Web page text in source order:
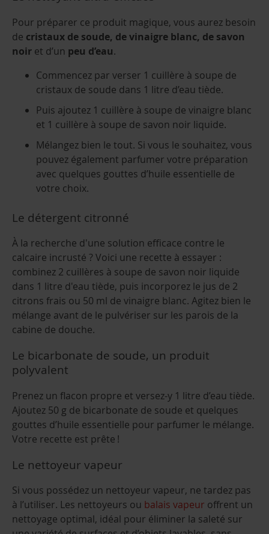
Pour préparer ce produit magique, vous aurez besoin
de cristaux de soude, de vinaigre blanc, de savon
noir et d’un peu d’eau.
Commencez par verser 1 cuillère à soupe de
cristaux de soude dans 1 litre d’eau tiède.
Puis ajoutez 1 cuillère à soupe de vinaigre blanc
et 1 cuillère à soupe de savon noir liquide.
Mélangez bien le tout. Si vous le souhaitez, vous
pouvez également parfumer votre préparation
avec quelques gouttes d’huile essentielle de
votre choix.
Le détergent citronné
À la recherche d'une solution efficace contre le
calcaire incrusté ? Voici une recette à essayer :
combinez 2 cuillères à soupe de savon noir liquide
dans 1 litre d'eau tiède, puis incorporez le jus de 2
citrons frais ou 50 ml de vinaigre blanc. Agitez bien le
mélange avant de le pulvériser sur les parois de la
cabine de douche.
Le bicarbonate de soude, un produit
polyvalent
Prenez un flacon propre et versez-y 1 litre d’eau tiède.
Ajoutez 50 g de bicarbonate de soude et quelques
gouttes d’huile essentielle pour parfumer le mélange.
Votre recette est prête !
Le nettoyeur vapeur
Si vous possédez un nettoyeur vapeur, ne tardez pas
à l’utiliser. Les nettoyeurs ou balais vapeur offrent un
nettoyage optimal, idéal pour éliminer la saleté sur